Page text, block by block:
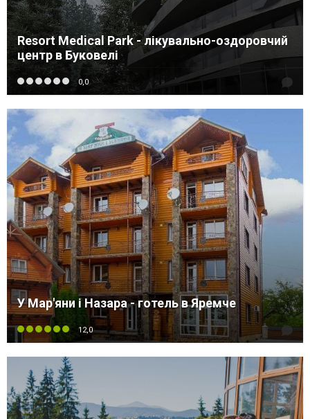
Resort Medical Park - лікувально-оздоровчий
центр в Буковелі
0,0
У Мар'яни і Назара - готель в Яремче
12,0